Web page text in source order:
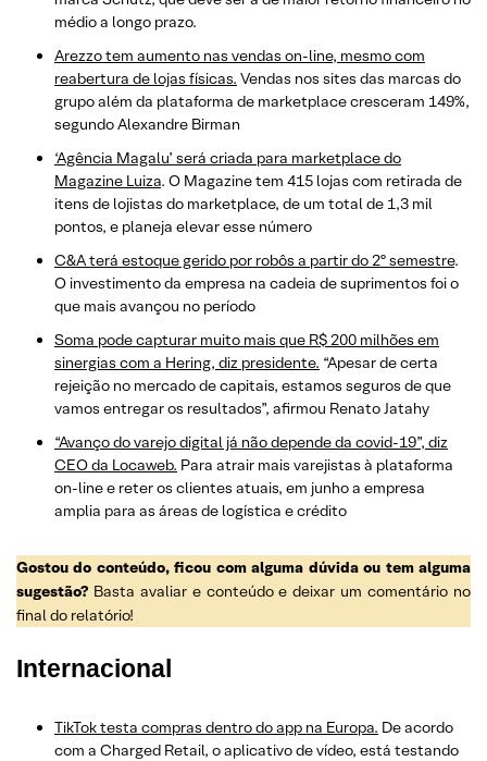
médio a longo prazo.
Arezzo tem aumento nas vendas on-line, mesmo com
reabertura de lojas físicas. Vendas nos sites das marcas do
grupo além da plataforma de marketplace cresceram 149%,
segundo Alexandre Birman
‘Agência Magalu’ será criada para marketplace do
Magazine Luiza. O Magazine tem 415 lojas com retirada de
itens de lojistas do marketplace, de um total de 1,3 mil
pontos, e planeja elevar esse número
C&A terá estoque gerido por robôs a partir do 2º semestre.
O investimento da empresa na cadeia de suprimentos foi o
que mais avançou no período
Soma podecapturar muito mais que R$ 200 milhões em
sinergias com a Hering, diz presidente. “Apesar de certa
rejeição no mercado de capitais, estamos seguros de que
vamos entregar os resultados”, afirmou Renato Jatahy
“Avanço do varejo digital já não depende da covid-19”, diz
CEO da Locaweb. Para atrair mais varejistas à plataforma
on-line e reter os clientes atuais, em junho a empresa
amplia para as áreas de logística e crédito
Gostou do conteúdo, ficou com alguma dúvida ou tem alguma
sugestão? Basta avaliar e conteúdo e deixar um comentário no
final do relatório!
Internacional
TikTok testa compras dentro do app na Europa. De acordo
com a Charged Retail, o aplicativo de vídeo, está testando